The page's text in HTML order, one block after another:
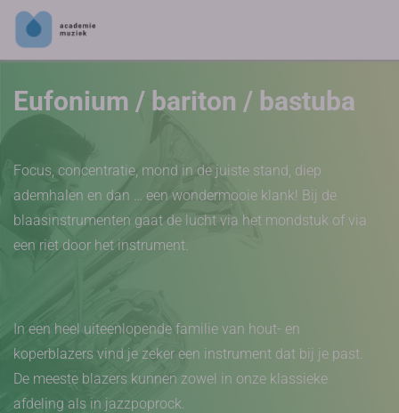
Eufonium / bariton / bastuba
Focus, concentratie, mond in de juiste stand, diep
ademhalen en dan … een wondermooie klank! Bij de
blaasinstrumenten gaat de lucht via het mondstuk of via
een riet door het instrument.
In een heel uiteenlopende familie van hout- en
koperblazers vind je zeker een instrument dat bij je past.
De meeste blazers kunnen zowel in onze klassieke
afdeling als in jazzpoprock.